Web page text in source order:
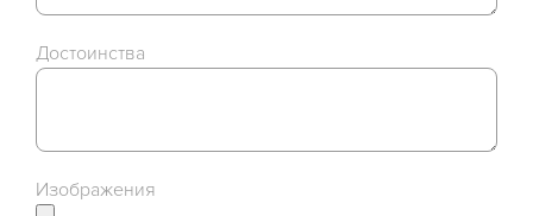
Достоинства
Изображения